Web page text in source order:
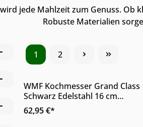
jede Mahlzeit zum Genuss. Ob
Robuste Materialien
1 2
Online & im Möbelhaus
verfügbar
Produkt Anzahl:
WMF Kochmesser Grand Class
Schwarz Edelstahl 16 cm
Doppelwellenschliff
62,95 €*
Online & im Möbelhaus
verfügbar